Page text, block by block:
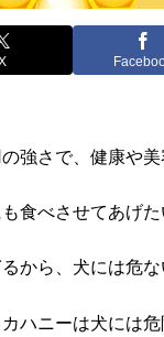
強さで、健康や
食べさせてあげ
から、犬には危
ハニーは犬には